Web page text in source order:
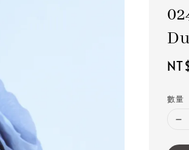
數量